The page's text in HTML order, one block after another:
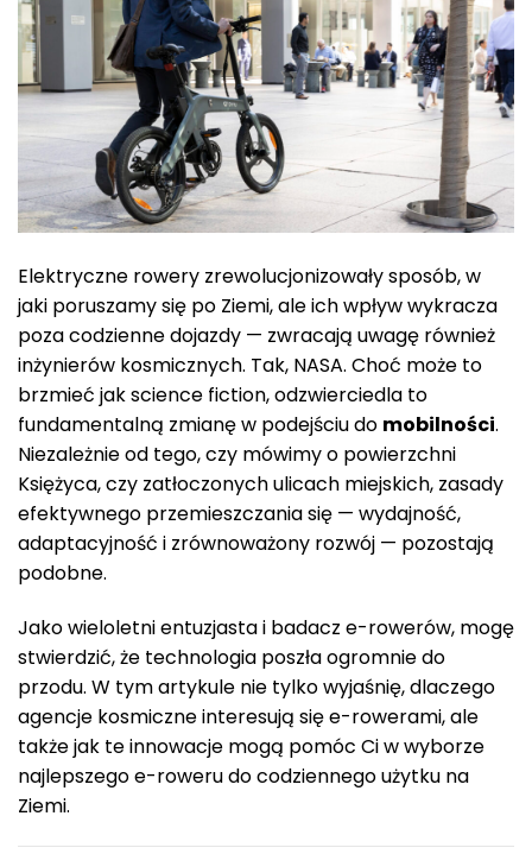
Elektryczne rowery zrewolucjonizowały sposób, w
jaki poruszamy się po Ziemi, ale ich wpływ wykracza
poza codzienne dojazdy — zwracają uwagę również
inżynierów kosmicznych. Tak, NASA. Choć może to
brzmieć jak science fiction, odzwierciedla to
fundamentalną zmianę w podejściu do mobilności.
Niezależnie od tego, czy mówimy o powierzchni
Księżyca, czy zatłoczonych ulicach miejskich, zasady
efektywnego przemieszczania się — wydajność,
adaptacyjność i zrównoważony rozwój — pozostają
podobne.
Jako wieloletni entuzjasta i badacz e-rowerów, mogę
stwierdzić, że technologia poszła ogromnie do
przodu. W tym artykule nie tylko wyjaśnię, dlaczego
agencje kosmiczne interesują się e-rowerami, ale
także jak te innowacje mogą pomóc Ci w wyborze
najlepszego e-roweru do codziennego użytku na
Ziemi.